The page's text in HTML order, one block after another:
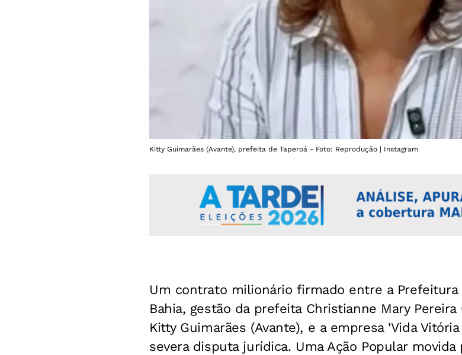
Kitty Guimarães (Avante), prefeita de Taperoá - Foto: Reprodução | Instagram
Um contrato milionário firmado entre a Prefeitura
Bahia, gestão da prefeita Christianne Mary
Kitty Guimarães (Avante), e a empresa 'Vida
severa disputa jurídica. Uma Ação Popular